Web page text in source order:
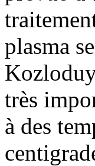
plasma
très
à des